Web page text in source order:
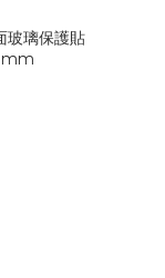
玻璃保護貼